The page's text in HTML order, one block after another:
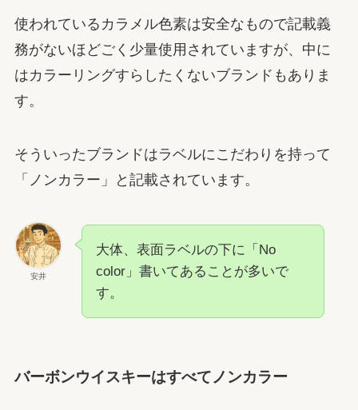
使われているカラメル色素は安全なもので記載義
務がないほどごく少量使用されていますが、中に
はカラーリングすらしたくないブランドもありま
す。
そういったブランドはラベルにこだわりを持って
「ノンカラー」と記載されています。
安井
大体、表面ラベルの下に「No
color」書いてあることが多いで
す。
バーボンウイスキーはすべてノンカラー